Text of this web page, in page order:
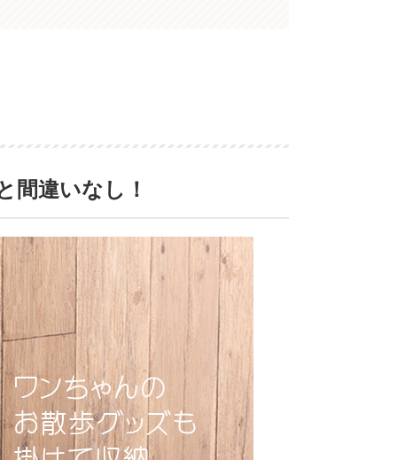
間違いなし！